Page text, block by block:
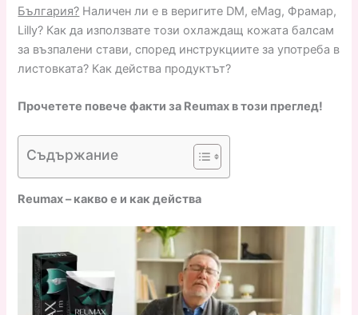
България? Наличен ли е в веригите DM, eMag, Фрамар,
Lilly? Как да използвате този охлаждащ кожата балсам
за възпалени стави, според инструкциите за употреба в
листовката? Как действа продуктът?
Прочетете повече факти за Reumax в този преглед!
Съдържание
Reumax – какво е и как действа